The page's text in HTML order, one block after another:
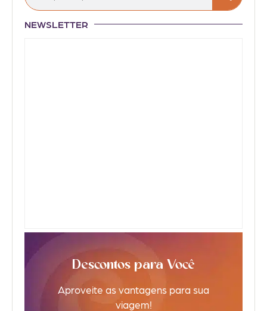
NEWSLETTER
Descontos para Você
Aproveite as vantagens para sua
viagem!